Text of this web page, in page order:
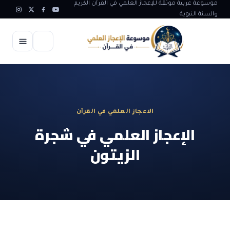
موسوعة عربية موثقة للإعجاز العلمي في القرآن الكريم
والسنة النبوية
الاعجاز الغيبي في القرآن
الاعجاز في علوم الفلك والفضاء
الاعجاز البياني و اللغوي في القرآن
آيات الله في جسم الانسان
الاعجاز العلمي في القرآن
الإعجاز العلمي في شجرة
الزيتون